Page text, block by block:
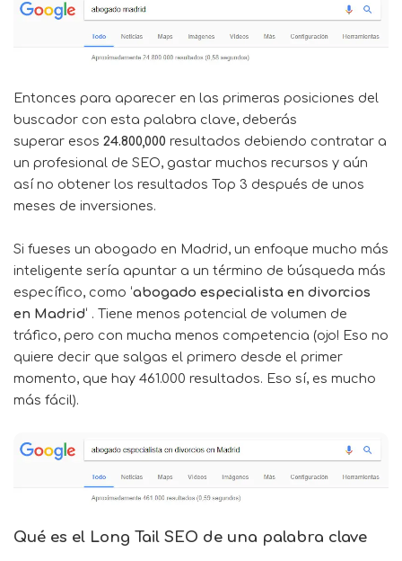
Entonces para aparecer en las primeras posiciones del
buscador con esta palabra clave, deberás
superar esos 24.800,000 resultados debiendo contratar a
un profesional de SEO, gastar muchos recursos y aún
así no obtener los resultados Top 3 después de unos
meses de inversiones.
Si fueses un abogado en Madrid, un enfoque mucho más
inteligente sería apuntar a un término de búsqueda más
específico, como ‘abogado especialista en divorcios
en Madrid‘ . Tiene menos potencial de volumen de
tráfico, pero con mucha menos competencia (ojo! Eso no
quiere decir que salgas el primero desde el primer
momento, que hay 461.000 resultados. Eso sí, es mucho
más fácil).
Qué es el Long Tail SEO de una palabra clave